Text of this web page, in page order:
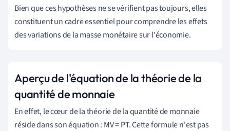
Bien que ces hypothèses ne se vérifient pas toujours, elles
constituent un cadre essentiel pour comprendre les effets
des variations de la masse monétaire sur l'économie.
Aperçu de l'équation de la théorie de la
quantité de monnaie
En effet, le cœur de la théorie de la quantité de monnaie
réside dans son équation : MV = PT. Cette formule n'est pas